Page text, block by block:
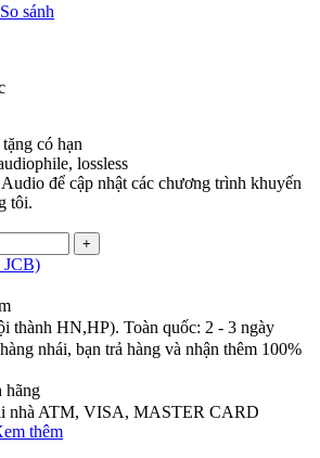
So sánh
có hạn
lossless
để cập nhật các chương trình khuyến
tôi.
JCB)
thành HN,HP). Toàn quốc: 2 - 3 ngày
nhái, bạn trả hàng và nhận thêm 100%
hãng
nhà ATM, VISA, MASTER CARD
thêm